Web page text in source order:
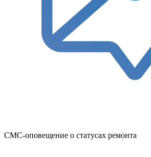
СМС-оповещение о статусах ремонта